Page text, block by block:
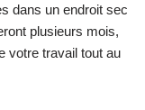
dans un endroit sec
plusieurs mois,
votre travail tout au